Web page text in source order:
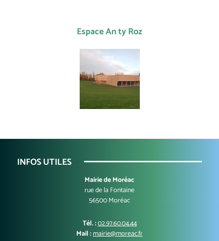
Espace An ty Roz
INFOS UTILES
Mairie de Moréac
rue de la Fontaine
56500 Moréac
Tél. :02.97.60.04.44
Mail :mairie@moreac.fr